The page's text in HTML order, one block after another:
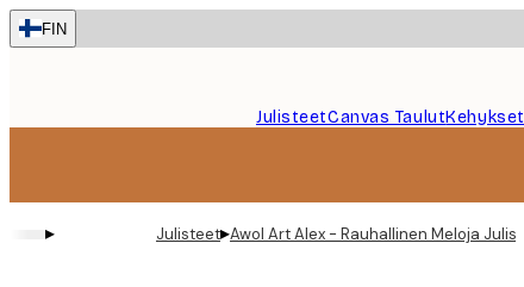
Skip
to
FIN
JulisteetCanvas TaulutKehykset
▸ Julisteet▸Awol Art Alex - Rauhallinen Meloja Juliste